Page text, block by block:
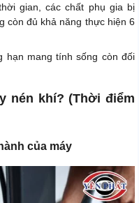
gian, các chất phụ gia bị
còn đủ khả năng thực hiện 6
hạn mang tính sống còn đối
nén khí? (Thời điểm
của máy